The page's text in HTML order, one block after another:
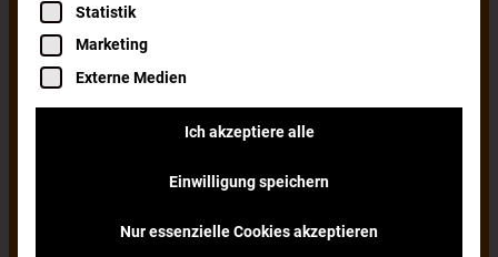
eröffnet zwei
Standorte in der
Statistik
Marketing
Externe Medien
Ich akzeptiere alle
Einwilligung speichern
Nur essenzielle Cookies akzeptieren